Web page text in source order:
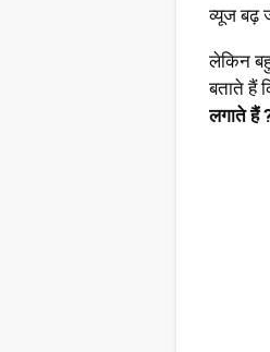
व्यूज बढ़
लेकिन
बताते हैं
लगाते हैं